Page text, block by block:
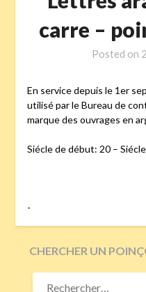
carre –
Posted on
En service depuis le 1er
utilisé par le Bureau de
marque des ouvrages en
Siécle de début: 20 –
-
CHERCHER UN
RECHERCHER :